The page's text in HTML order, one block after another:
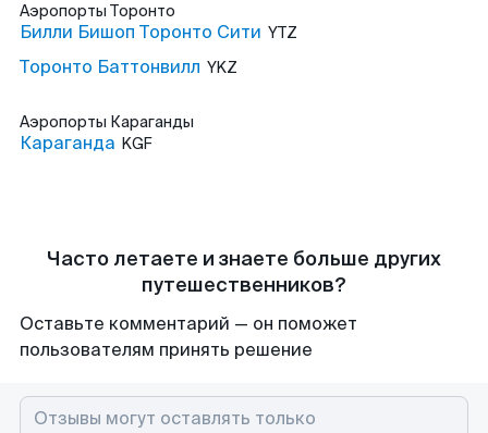
Аэропорты Торонто
Билли Бишоп Торонто Сити YTZ
Торонто Баттонвилл YKZ
Аэропорты Караганды
Караганда KGF
Часто летаете и знаете больше других
путешественников?
Оставьте комментарий — он поможет
пользователям принять решение